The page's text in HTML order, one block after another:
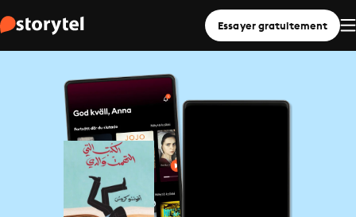
Essayer gratuitement